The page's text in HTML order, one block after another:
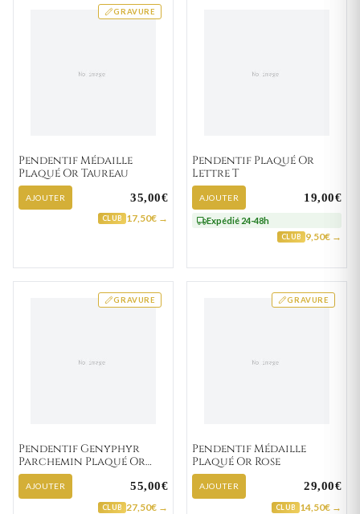
GRAVURE
Pendentif Médaille
Plaqué Or Taureau
AJOUTER 35,00€
CLUB 17,50€ →
Pendentif Plaqué Or
Lettre T
AJOUTER 19,00€
Expédié 24-48h
CLUB 9,50€ →
GRAVURE
Pendentif Genyphyr
Parchemin Plaqué Or
Ange de Raphaël
AJOUTER 55,00€
CLUB 27,50€ →
GRAVURE
Pendentif Médaille
Plaqué Or Rose
AJOUTER 29,00€
CLUB 14,50€ →